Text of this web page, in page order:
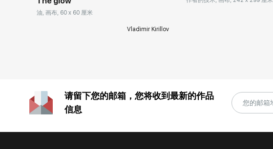
油, 画布, 60 x 60 厘米
Vladimir Kirillov
请留下您的邮箱，您将收到最新的作品
信息